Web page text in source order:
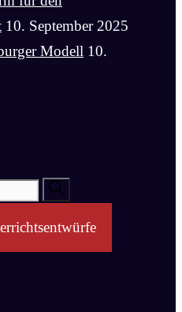
10. September 2025
Modell 10.